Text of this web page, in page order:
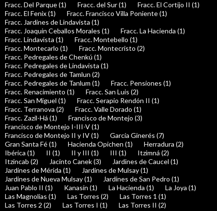
Fracc. Del Parque (1)
Fracc. del Sur (1)
Fracc. El Cortijo II (1)
Fracc. El Fenix (1)
Fracc. Francisco Villa Poniente (1)
Fracc. Jardines de Lindavista (1)
Fracc. Joaquin Ceballos Morales (1)
Fracc. La Hacienda (1)
Fracc. Lindavista (1)
Fracc. Montebello (1)
Fracc. Montecarlo (1)
Fracc. Montecristo (2)
Fracc. Pedregales de Chenkú (1)
Fracc. Pedregales de Lindavista (1)
Fracc. Pedregales de Tamlun (2)
Fracc. Pedregales de Tanlum (1)
Fracc. Pensiones (1)
Fracc. Renacimiento (1)
Fracc. San Luis (2)
Fracc. San Miguel (1)
Fracc. Serapio Rendón II (1)
Fracc. Terranova (2)
Fracc. Valle Dorado (1)
Fracc. Zazil-Há (1)
Francisco de Montejo (3)
Francisco de Montejo I-III-V (1)
Francisco de Montejo II y IV (1)
García Ginerés (7)
Gran Santa Fé (1)
Hacienda Opichen (1)
Herradura (2)
Ibérica (1)
II (1) II y III (1) III (1)
Itzimná (2)
Itzincab (2)
Jacinto Canek (3)
Jardines de Caucel (1)
Jardines de Mérida (1)
Jardines de Mulsay (1)
Jardines de Nueva Mulsay (1)
Jardines de San Pedro (1)
Juan Pablo II (1)
Kanasín (1) La Hacienda (1)
La Joya (1)
Las Magnolias (1)
Las Torres (2)
Las Torres 1 (1)
Las Torres 2 (2)
Las Torres I (1)
Las Torres II (2)